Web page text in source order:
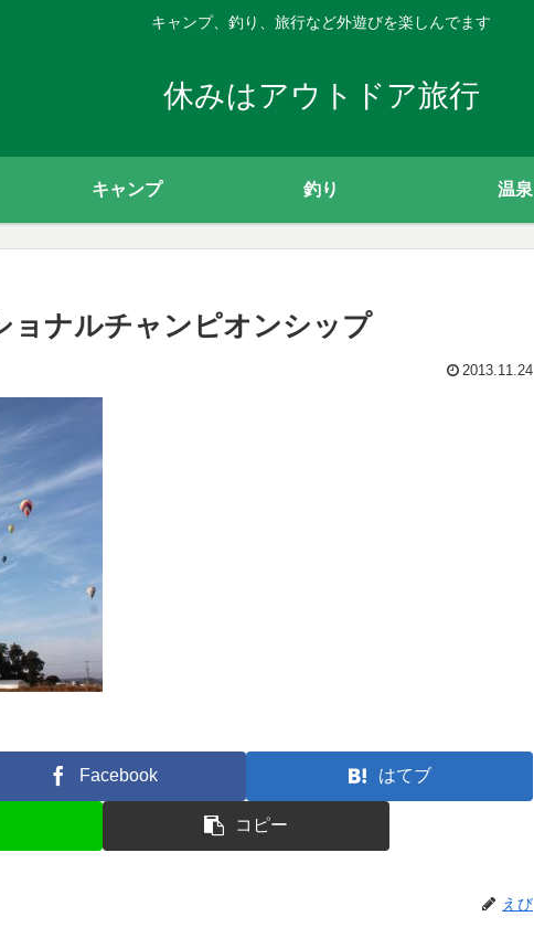
キャンプ、釣り、旅行など外遊びを楽しんでます
休みはアウトドア旅行
キャンプ 釣り 温泉
ョナルチャンピオンシップ
2013.11.24
Facebook はてブ
コピー
えび